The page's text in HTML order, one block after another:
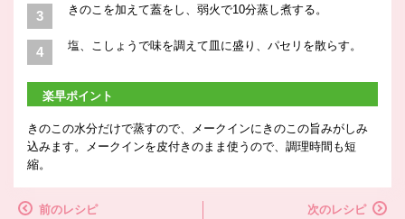
きのこを加えて蓋をし、弱火で10分蒸し煮する。
塩、こしょうで味を調えて皿に盛り、パセリを散らす。
楽早ポイント
きのこの水分だけで蒸すので、メークインにきのこの旨みがしみ
込みます。メークインを皮付きのまま使うので、調理時間も短
縮。
前のレシピ
次のレシピ